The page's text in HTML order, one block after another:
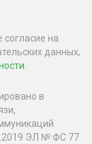
на
данных,
.
в
ЭЛ № ФС 77